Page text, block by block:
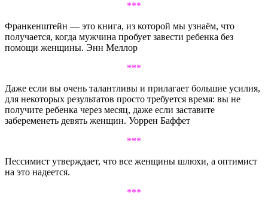
***
Франкенштейн — это книга, из которой мы узнаём, что
получается, когда мужчина пробует завести ребенка без
помощи женщины. Энн Меллор
***
Даже если вы очень талантливы и прилагает большие усилия,
для некоторых результатов просто требуется время: вы не
получите ребенка через месяц, даже если заставите
забеременеть девять женщин. Уоррен Баффет
***
Пессимист утверждает, что все женщины шлюхи, а оптимист
на это надеется.
***